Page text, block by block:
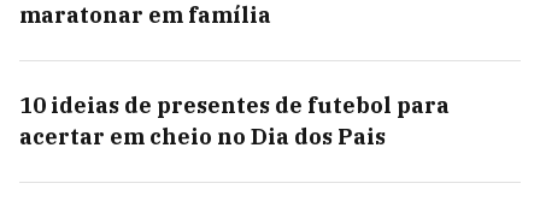
maratonar em família
10 ideias de presentes de futebol para
acertar em cheio no Dia dos Pais